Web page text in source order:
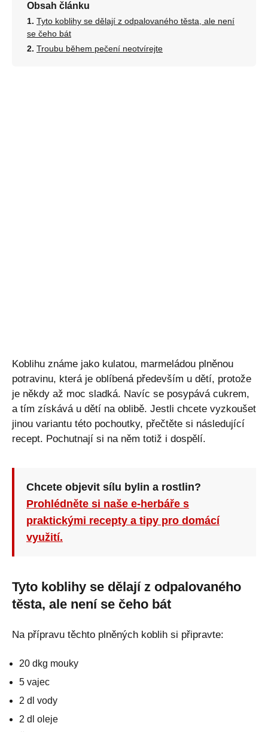
Obsah článku
Tyto koblihy se dělají z odpalovaného těsta, ale není
se čeho bát
Troubu během pečení neotvírejte
Koblihu známe jako kulatou, marmeládou plněnou
potravinu, která je oblíbená především u dětí, protože
je někdy až moc sladká. Navíc se posypává cukrem,
a tím získává u dětí na oblibě. Jestli chcete vyzkoušet
jinou variantu této pochoutky, přečtěte si následující
recept. Pochutnají si na něm totiž i dospělí.
Chcete objevit sílu bylin a rostlin?
Prohlédněte si naše e-herbáře s
praktickými recepty a tipy pro domácí
využití.
Tyto koblihy se dělají z odpalovaného
těsta, ale není se čeho bát
Na přípravu těchto plněných koblih si připravte:
20 dkg mouky
5 vajec
2 dl vody
2 dl oleje